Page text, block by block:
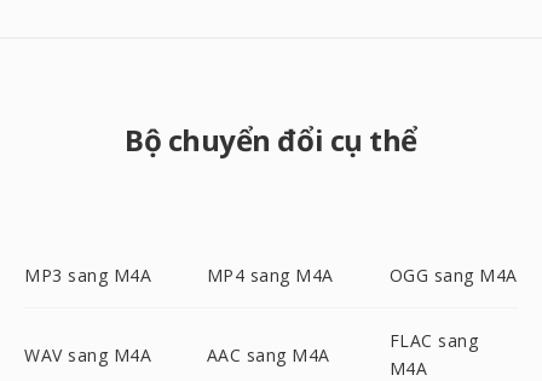
Bộ chuyển đổi cụ thể
MP3 sang M4A MP4 sang M4A OGG sang M4A
WAV sang M4A AAC sang M4A
FLAC sang
M4A